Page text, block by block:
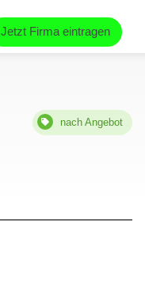
Jetzt Firma eintragen
nach Angebot